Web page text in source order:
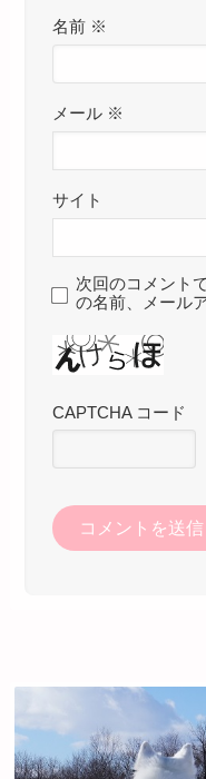
名前 ※
メール ※
サイト
次回のコメント
の名前、メール
CAPTCHA コード